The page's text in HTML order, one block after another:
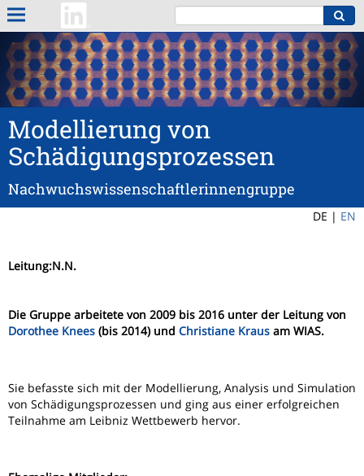
Modellierung von
Schädigungsprozessen
Nachwuchswissenschaftlerinnengruppe
DE | EN
Leitung:N.N.
Die Gruppe arbeitete von 2009 bis 2016 unter der Leitung von
Dorothee Knees (bis 2014) und Christiane Kraus am WIAS.
Sie befasste sich mit der Modellierung, Analysis und Simulation
von Schädigungsprozessen und ging aus einer erfolgreichen
Teilnahme am Leibniz Wettbewerb hervor.